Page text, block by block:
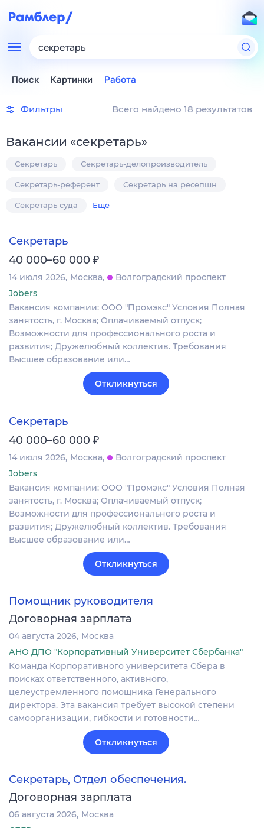
секретарь
Поиск Картинки Работа
Фильтры Всего найдено 18 результатов
Вакансии «секретарь»
Секретарь Секретарь-делопроизводитель
Секретарь-референт Секретарь на ресепшн
Секретарь суда Ещё
Секретарь
40 000–60 000 ₽
14 июля 2026 Москва
Волгоградский проспект
Jobers
Вакансия компании: ООО "Промэкс" Условия Полная
занятость, г. Москва; Оплачиваемый отпуск;
Возможности для профессионального роста и
развития; Дружелюбный коллектив. Требования
Высшее образование или…
Откликнуться
Секретарь
40 000–60 000 ₽
14 июля 2026 Москва
Волгоградский проспект
Jobers
Вакансия компании: ООО "Промэкс" Условия Полная
занятость, г. Москва; Оплачиваемый отпуск;
Возможности для профессионального роста и
развития; Дружелюбный коллектив. Требования
Высшее образование или…
Откликнуться
Помощник руководителя
Договорная зарплата
04 августа 2026 Москва
АНО ДПО "Корпоративный Университет Сбербанка"
Команда Корпоративного университета Сбера в
поисках ответственного, активного,
целеустремленного помощника Генерального
директора. Эта вакансия требует высокой степени
самоорганизации, гибкости и готовности…
Откликнуться
Секретарь, Отдел обеспечения.
Договорная зарплата
06 августа 2026 Москва